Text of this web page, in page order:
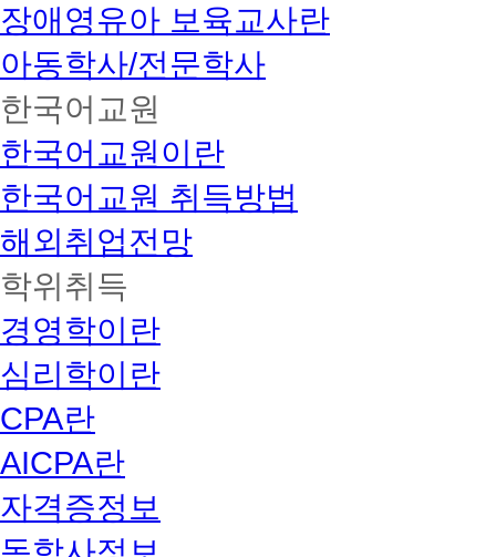
장애영유아 보육교사란
아동학사/전문학사
한국어교원
한국어교원이란
한국어교원 취득방법
해외취업전망
학위취득
경영학이란
심리학이란
CPA란
AICPA란
자격증정보